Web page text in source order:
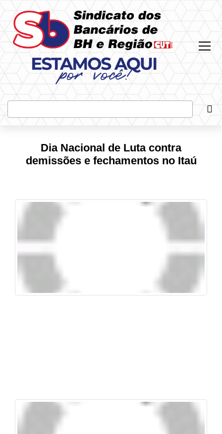
Dia Nacional de Luta contra
demissões e fechamentos no Itaú